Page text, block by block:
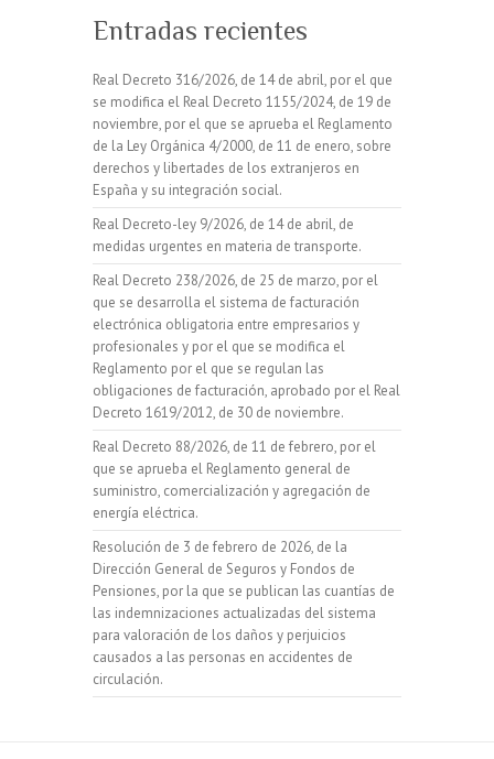
Entradas recientes
Real Decreto 316/2026, de 14 de abril, por el que
se modifica el Real Decreto 1155/2024, de 19 de
noviembre, por el que se aprueba el Reglamento
de la Ley Orgánica 4/2000, de 11 de enero, sobre
derechos y libertades de los extranjeros en
España y su integración social.
Real Decreto-ley 9/2026, de 14 de abril, de
medidas urgentes en materia de transporte.
Real Decreto 238/2026, de 25 de marzo, por el
que se desarrolla el sistema de facturación
electrónica obligatoria entre empresarios y
profesionales y por el que se modifica el
Reglamento por el que se regulan las
obligaciones de facturación, aprobado por el Real
Decreto 1619/2012, de 30 de noviembre.
Real Decreto 88/2026, de 11 de febrero, por el
que se aprueba el Reglamento general de
suministro, comercialización y agregación de
energía eléctrica.
Resolución de 3 de febrero de 2026, de la
Dirección General de Seguros y Fondos de
Pensiones, por la que se publican las cuantías de
las indemnizaciones actualizadas del sistema
para valoración de los daños y perjuicios
causados a las personas en accidentes de
circulación.